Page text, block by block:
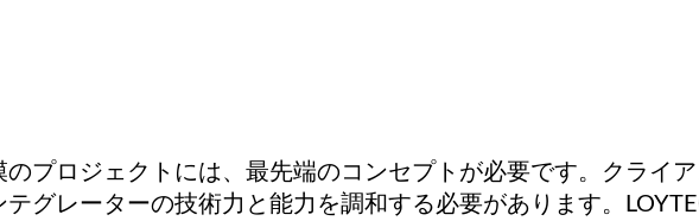
のプロジェクトには、最先端のコンセプトが必要です。クライ
テグレーターの技術力と能力を調和する必要があります。